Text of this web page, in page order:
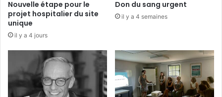
n
L
i
r
t
Nouvelle étape pour le
projet hospitalier du site
unique
il y a 4 jours
Don du sang urgent
il y a 4 semaines